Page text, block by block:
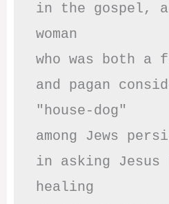
in the gospel, a
woman
who was both a
and pagan
"house-dog"
among Jews
in asking
healing